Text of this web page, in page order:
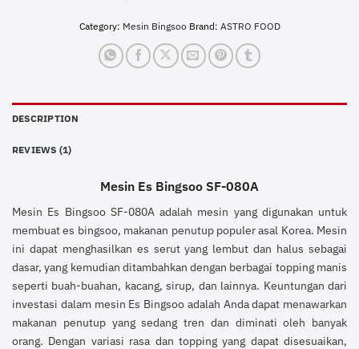
Category: Mesin Bingsoo Brand: ASTRO FOOD
DESCRIPTION
REVIEWS (1)
Mesin Es Bingsoo SF-080A
Mesin Es Bingsoo SF-080A adalah mesin yang digunakan untuk
membuat es bingsoo, makanan penutup populer asal Korea. Mesin
ini dapat menghasilkan es serut yang lembut dan halus sebagai
dasar, yang kemudian ditambahkan dengan berbagai topping manis
seperti buah-buahan, kacang, sirup, dan lainnya. Keuntungan dari
investasi dalam mesin Es Bingsoo adalah Anda dapat menawarkan
makanan penutup yang sedang tren dan diminati oleh banyak
orang. Dengan variasi rasa dan topping yang dapat disesuaikan,